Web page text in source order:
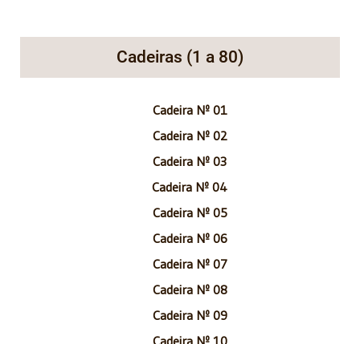
Cadeiras (1 a 80)
Cadeira Nº 01
Cadeira Nº 02
Cadeira Nº 03
Cadeira Nº 04
Cadeira Nº 05
Cadeira Nº 06
Cadeira Nº 07
Cadeira Nº 08
Cadeira Nº 09
Cadeira Nº 10